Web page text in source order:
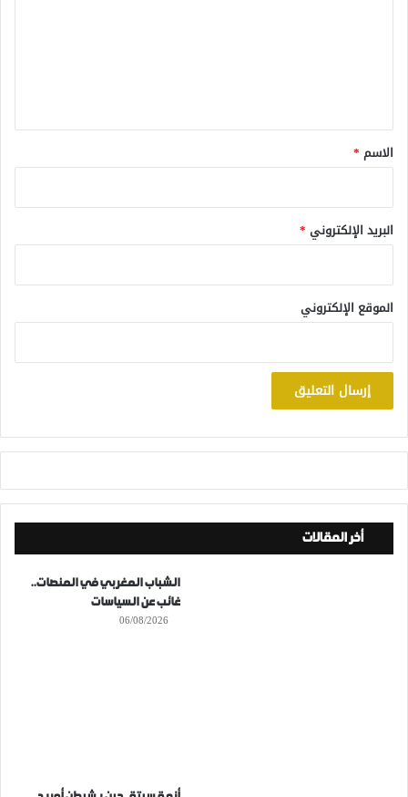
*
الاسم *
البريد الإلكتروني *
الموقع الإلكتروني
أخر المقالات
الشباب المغربي في المنصات..
غائب عن السياسات
06/08/2026